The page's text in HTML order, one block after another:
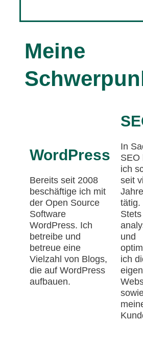
Meine
WordPress
Bereits seit 2008
beschäftige ich mit
der Open Source
Software
WordPress. Ich
betreibe und
betreue eine
Vielzahl von Blogs,
die auf WordPress
aufbauen.
In
SEO
ich
seit
tätig.
Stets
und
ich